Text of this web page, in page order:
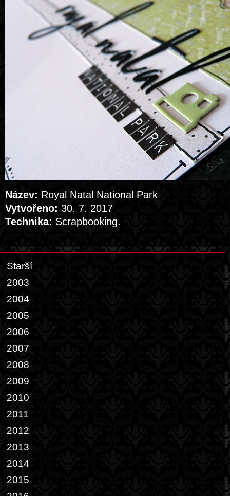
Název: Royal Natal National Park
Vytvořeno: 30. 7. 2017
Technika: Scrapbooking.
Starší
2003
2004
2005
2006
2007
2008
2009
2010
2011
2012
2013
2014
2015